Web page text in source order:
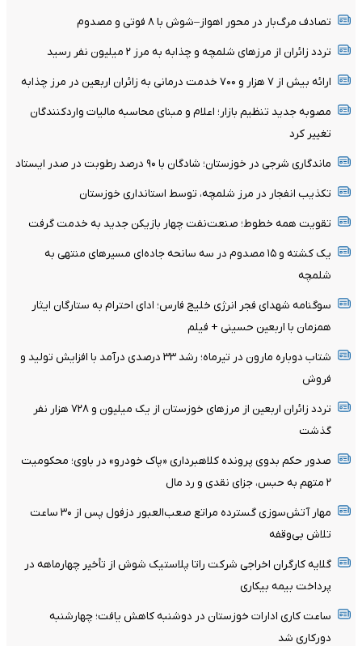
تصادف مرگ‌بار در محور اهواز–شوش با ۸ فوتی و مصدوم
تردد زائران از مرزهای شلمچه و چذابه به مرز ۲ میلیون نفر رسید
ارائه بیش از ۷ هزار و ۷۰۰ خدمت درمانی به زائران اربعین در مرز چذابه
مصوبه جدید تنظیم بازار؛ اعلام و مبنای محاسبه مالیات واردکنندگان
تغییر کرد
ماندگاری شرجی در خوزستان؛ شادگان با ۹۰ درصد رطوبت در صدر ایستاد
تکذیب انفجار در مرز شلمچه، توسط استانداری خوزستان
تقویت همه خطوط؛ صنعت‌نفت چهار بازیکن جدید به خدمت گرفت
یک کشته و ۱۵ مصدوم در سه سانحه جاده‌ای مسیرهای منتهی به
شلمچه
سوگنامه شهدای فجر انرژی خلیج فارس؛ ادای احترام به ستارگان ایثار
همزمان با اربعین حسینی + فیلم
شتاب دوباره مارون در تیرماه؛ رشد ۳۳ درصدی درآمد با افزایش تولید و
فروش
تردد زائران اربعین از مرزهای خوزستان از یک میلیون و ۷۲۸ هزار نفر
گذشت
صدور حکم بدوی پرونده کلاهبرداری «پاک خودرو» در باوی؛ محکومیت
۲ متهم به حبس، جزای نقدی و رد مال
مهار آتش‌سوزی گسترده مراتع صعب‌العبور دزفول پس از ۳۰ ساعت
تلاش بی‌وقفه
گلایه کارگران اخراجی شرکت راتا پلاستیک شوش از تأخیر چهارماهه در
پرداخت بیمه بیکاری
ساعت کاری ادارات خوزستان در دوشنبه کاهش یافت؛ چهارشنبه
دورکاری شد